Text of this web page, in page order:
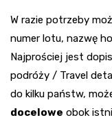
W razie potrzeby
numer lotu, nazwę
Najprościej jest
podróży / Travel
do kilku państw,
docelowe obok